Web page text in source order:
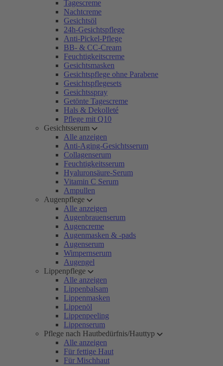
Tagescreme
Nachtcreme
Gesichtsöl
24h-Gesichtspflege
Anti-Pickel-Pflege
BB- & CC-Cream
Feuchtigkeitscreme
Gesichtsmasken
Gesichtspflege ohne Parabene
Gesichtspflegesets
Gesichtsspray
Getönte Tagescreme
Hals & Dekolleté
Pflege mit Q10
Gesichtsserum
Alle anzeigen
Anti-Aging-Gesichtsserum
Collagenserum
Feuchtigkeitsserum
Hyaluronsäure-Serum
Vitamin C Serum
Ampullen
Augenpflege
Alle anzeigen
Augenbrauenserum
Augencreme
Augenmasken & -pads
Augenserum
Wimpernserum
Augengel
Lippenpflege
Alle anzeigen
Lippenbalsam
Lippenmasken
Lippenöl
Lippenpeeling
Lippenserum
Pflege nach Hautbedürfnis/Hauttyp
Alle anzeigen
Für fettige Haut
Für Mischhaut